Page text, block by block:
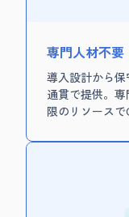
専門人材不要
導入設計から
通貫で提供。
限のリソースで